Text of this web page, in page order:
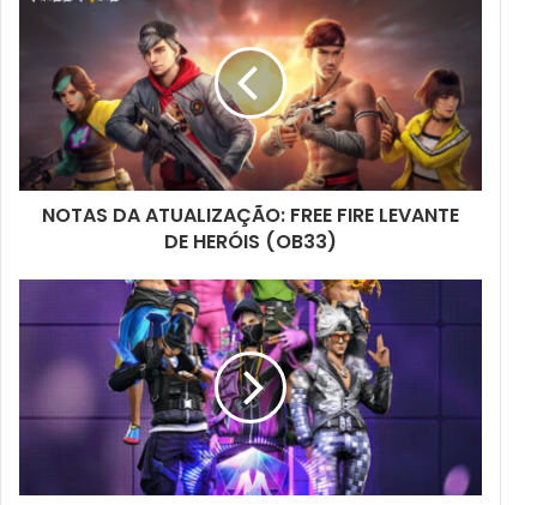
NOTAS DA ATUALIZAÇÃO: FREE FIRE LEVANTE
DE HERÓIS (OB33)